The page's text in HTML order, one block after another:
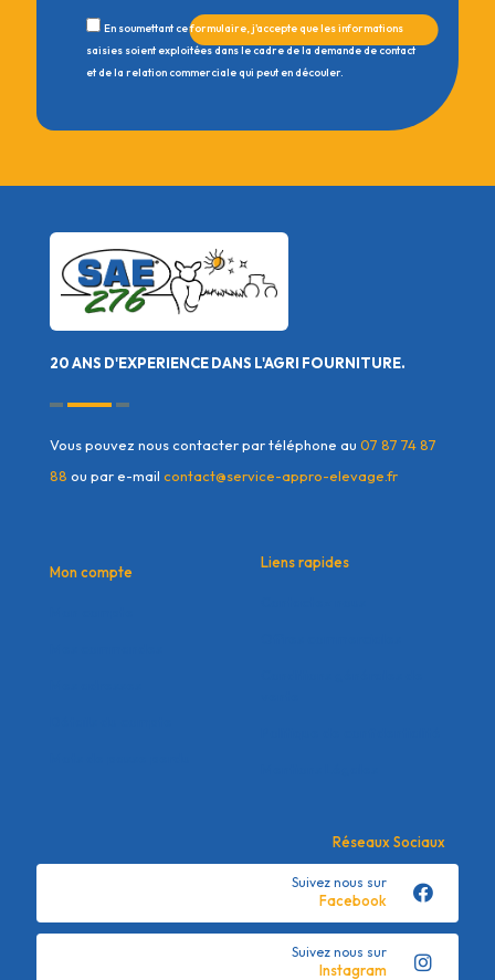
En soumettant ce formulaire, j'accepte que les informations
saisies soient exploitées dans le cadre de la demande de contact
et de la relation commerciale qui peut en découler.
20 ANS D'EXPERIENCE DANS L'AGRI FOURNITURE.
Vous pouvez nous contacter par téléphone au 07 87 74 87
88 ou par e-mail contact@service-appro-elevage.fr
Mon compte
Liens rapides
Réseaux Sociaux
Facebook
Suivez nous sur
Instagram
Suivez nous sur